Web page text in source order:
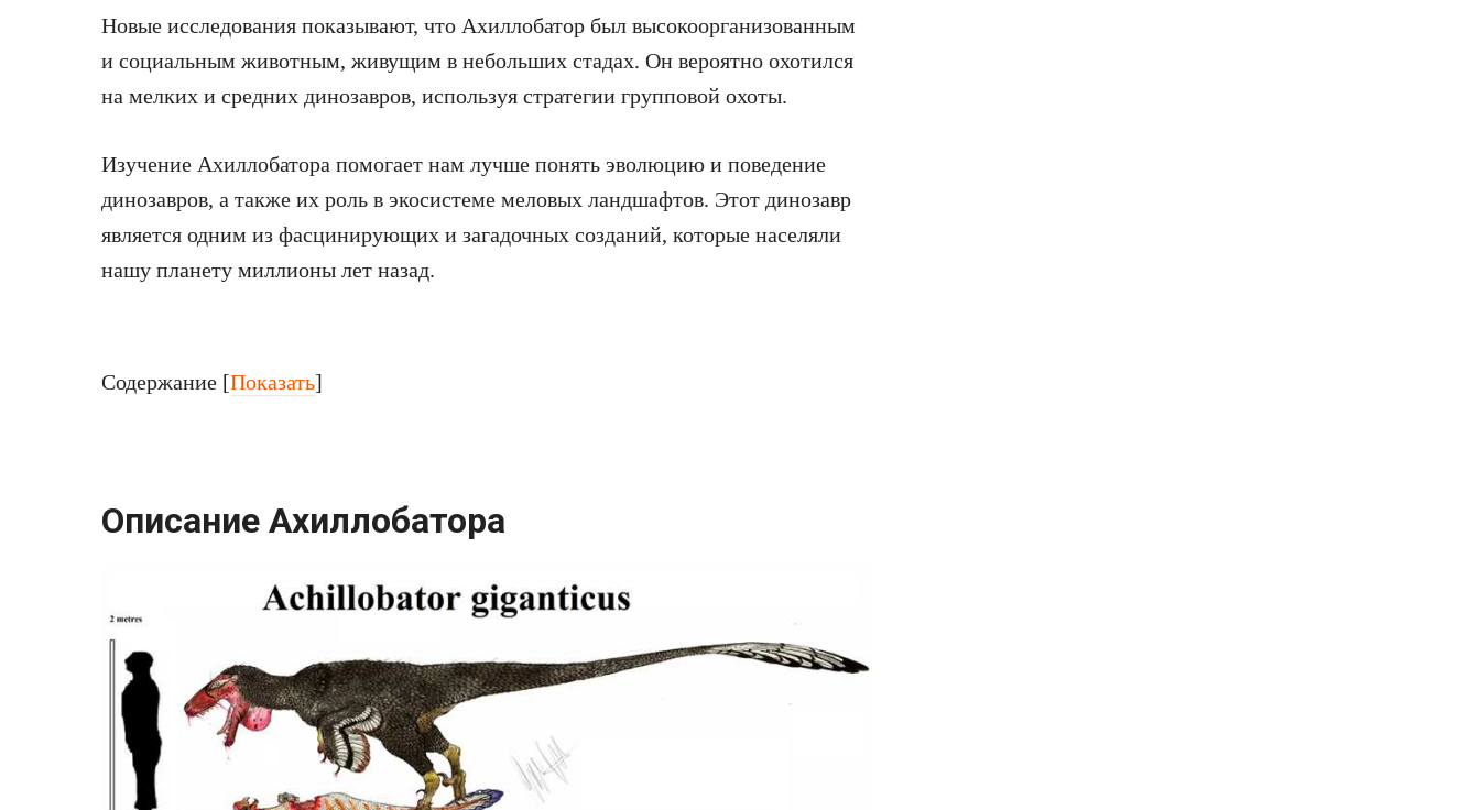
Новые исследования показывают, что Ахиллобатор был высокоорганизованным
и социальным животным, живущим в небольших стадах. Он вероятно охотился
на мелких и средних динозавров, используя стратегии групповой охоты.
Изучение Ахиллобатора помогает нам лучше понять эволюцию и поведение
динозавров, а также их роль в экосистеме меловых ландшафтов. Этот динозавр
является одним из фасцинирующих и загадочных созданий, которые населяли
нашу планету миллионы лет назад.
Содержание [Показать]
Описание Ахиллобатора